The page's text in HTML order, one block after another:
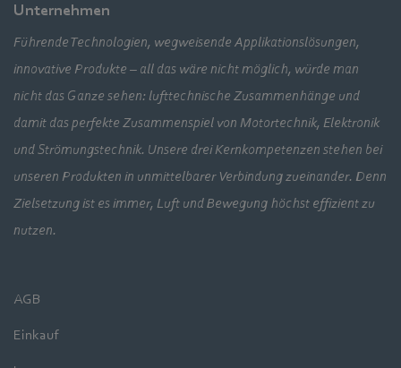
Unternehmen
Führende Technologien, wegweisende Applikationslösungen,
innovative Produkte – all das wäre nicht möglich, würde man
nicht das Ganze sehen: lufttechnische Zusammenhänge und
damit das perfekte Zusammenspiel von Motortechnik, Elektronik
und Strömungstechnik. Unsere drei Kernkompetenzen stehen bei
unseren Produkten in unmittelbarer Verbindung zueinander. Denn
Zielsetzung ist es immer, Luft und Bewegung höchst effizient zu
nutzen.
AGB
Einkauf